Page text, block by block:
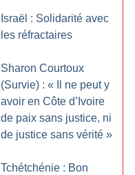
Israël : Solidarité avec
les réfractaires
Sharon Courtoux
(Survie) : «
Il ne peut y
avoir en Côte d’Ivoire
de paix sans justice, ni
de justice sans vérité »
Tchétchénie : Bon